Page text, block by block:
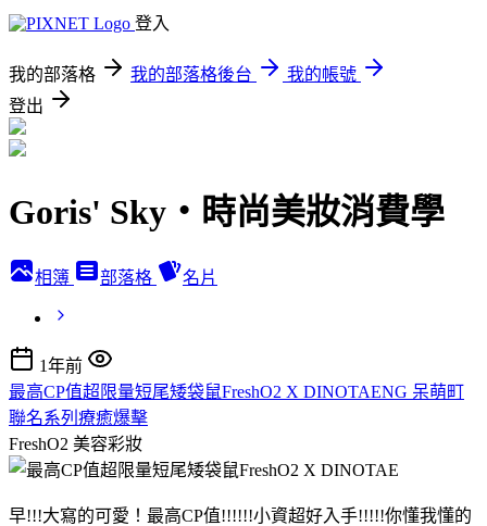
登入
我的部落格 我的部落格後台
我的帳號
登出
Goris' Sky‧時尚美妝消費學
相簿 部落格 名片
1年前
最高CP值超限量短尾矮袋鼠FreshO2 X DINOTAENG 呆萌町
聯名系列療癒爆擊
FreshO2 美容彩妝
早!!!大寫的可愛！最高CP值!!!!!!小資超好入手!!!!!你懂我懂的